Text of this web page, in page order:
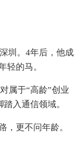
圳。4年后，他成
轻的马。
属于“高龄”创业
入通信领域。
，更不问年龄。